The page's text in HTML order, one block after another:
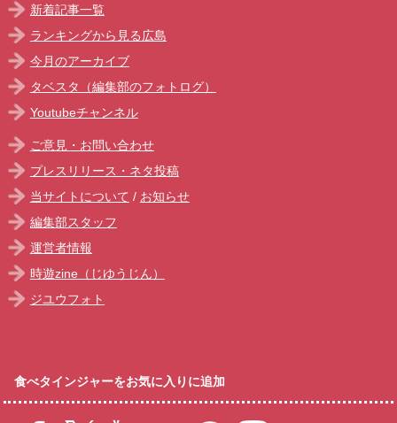
新着記事一覧
ランキングから見る広島
今月のアーカイブ
タベスタ（編集部のフォトログ）
Youtubeチャンネル
ご意見・お問い合わせ
プレスリリース・ネタ投稿
当サイトについて / お知らせ
編集部スタッフ
運営者情報
時遊zine（じゆうじん）
ジユウフォト
食べタインジャーをお気に入りに追加